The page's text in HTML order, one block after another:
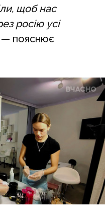
щоб нас
росію усі
— пояснює